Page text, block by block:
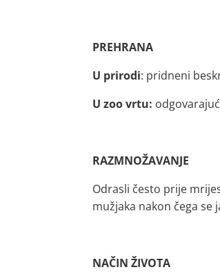
PREHRANA
U prirodi: pridneni
U zoo vrtu:
RAZMNOŽAVANJE
Odrasli često prije
mužjaka nakon čega
NAČIN ŽIVOTA